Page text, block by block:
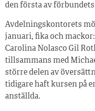
den första av
Avdelningskontorets
januari, fika och
Carolina Nolasco Gil
tillsammans med
större delen av
tidigare haft kursen på
anställda.